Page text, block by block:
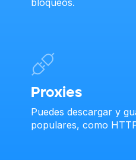
bloqueos.
Proxies
Puedes descargar y
populares, como